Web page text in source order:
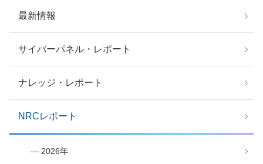
最新情報
サイバーパネル・レポート
ナレッジ・レポート
NRCレポート
― 2026年